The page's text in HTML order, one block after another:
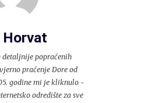
Horvat
popraćenih
praćenje Dore od
godine mi je kliknulo -
odredište za sve